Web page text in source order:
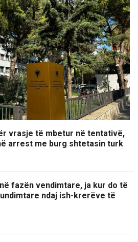
vrasje të mbetur në tentativë,
arrest me burg shtetasin turk
fazën vendimtare, ja kur do të
ndaj ish-krerëve të